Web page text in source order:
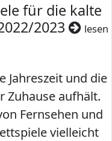
für die kalte
2023
lesen
Jahreszeit und die
Zuhause aufhält.
Fernsehen und
vielleicht